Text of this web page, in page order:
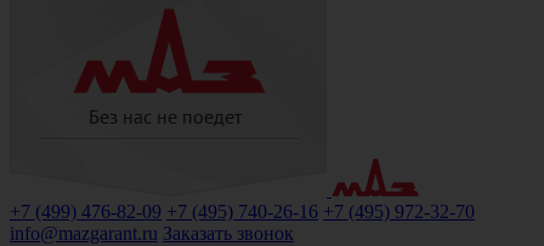
+7 (499) 476-82-09 +7 (495) 740-26-16 +7 (495) 972-32-70
info@mazgarant.ru Заказать звонок